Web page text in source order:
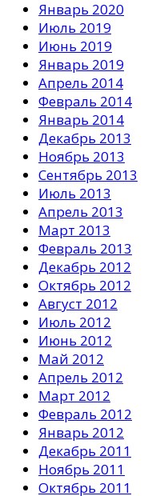
Январь 2020
Июль 2019
Июнь 2019
Январь 2019
Апрель 2014
Февраль 2014
Январь 2014
Декабрь 2013
Ноябрь 2013
Сентябрь 2013
Июль 2013
Апрель 2013
Март 2013
Февраль 2013
Декабрь 2012
Октябрь 2012
Август 2012
Июль 2012
Июнь 2012
Май 2012
Апрель 2012
Март 2012
Февраль 2012
Январь 2012
Декабрь 2011
Ноябрь 2011
Октябрь 2011